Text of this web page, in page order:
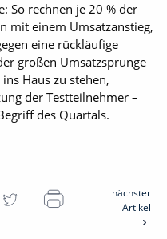
So rechnen je 20 % der
mit einem Umsatzanstieg,
eine rückläufige
großen Umsatzsprünge
Haus zu stehen,
der Testteilnehmer –
des Quartals.
nächster
Artikel